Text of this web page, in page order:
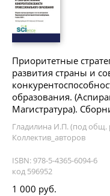
Приоритетные
развития страны и
образования.
Магистратура).
Гладилина И.П. (под общ.
Коллектив_авторов
ISBN: 978-5-4365-6094-6
код 596952
1 000 руб.